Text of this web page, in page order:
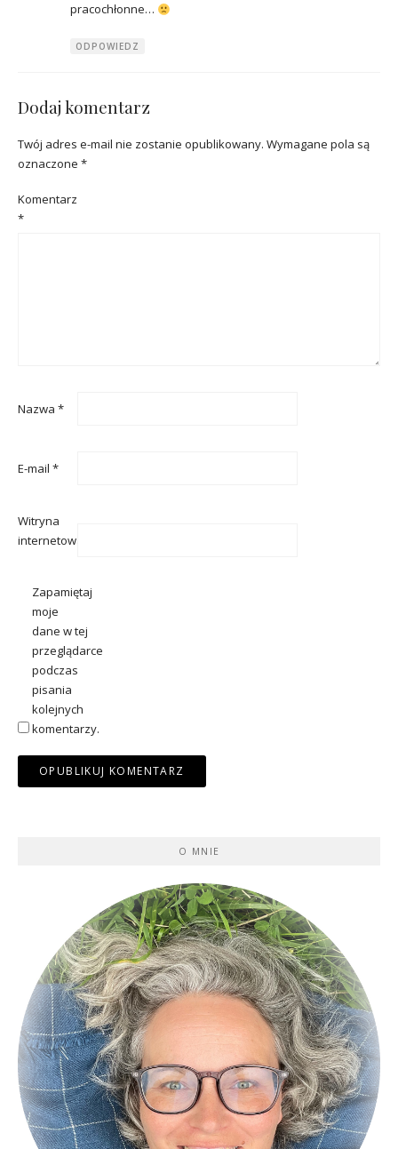
pracochłonne…
ODPOWIEDZ
Dodaj komentarz
Twój adres e-mail nie zostanie opublikowany. Wymagane pola są
oznaczone *
Komentarz
*
Nazwa *
E-mail *
Witryna
internetowa
Zapamiętaj
moje
dane w tej
przeglądarce
podczas
pisania
kolejnych
komentarzy.
O MNIE